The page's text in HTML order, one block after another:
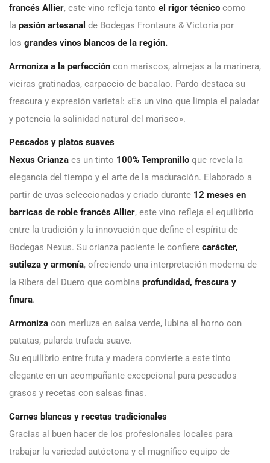
francés Allier, este vino refleja tanto el rigor técnico como
la pasión artesanal de Bodegas Frontaura & Victoria por
los grandes vinos blancos de la región.
Armoniza a la perfección con mariscos, almejas a la marinera,
vieiras gratinadas, carpaccio de bacalao. Pardo destaca su
frescura y expresión varietal: «Es un vino que limpia el paladar
y potencia la salinidad natural del marisco».
Pescados y platos suaves
Nexus Crianza es un tinto 100% Tempranillo que revela la
elegancia del tiempo y el arte de la maduración. Elaborado a
partir de uvas seleccionadas y criado durante 12 meses en
barricas de roble francés Allier, este vino refleja el equilibrio
entre la tradición y la innovación que define el espíritu de
Bodegas Nexus. Su crianza paciente le confiere carácter,
sutileza y armonía, ofreciendo una interpretación moderna de
la Ribera del Duero que combina profundidad, frescura y
finura.
Armoniza con merluza en salsa verde, lubina al horno con
patatas, pularda trufada suave.
Su equilibrio entre fruta y madera convierte a este tinto
elegante en un acompañante excepcional para pescados
grasos y recetas con salsas finas.
Carnes blancas y recetas tradicionales
Gracias al buen hacer de los profesionales locales para
trabajar la variedad autóctona y el magnífico equipo de